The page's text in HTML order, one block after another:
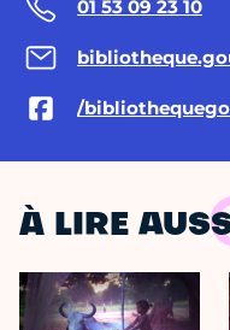
01 53 09 23 10
/
À LIRE